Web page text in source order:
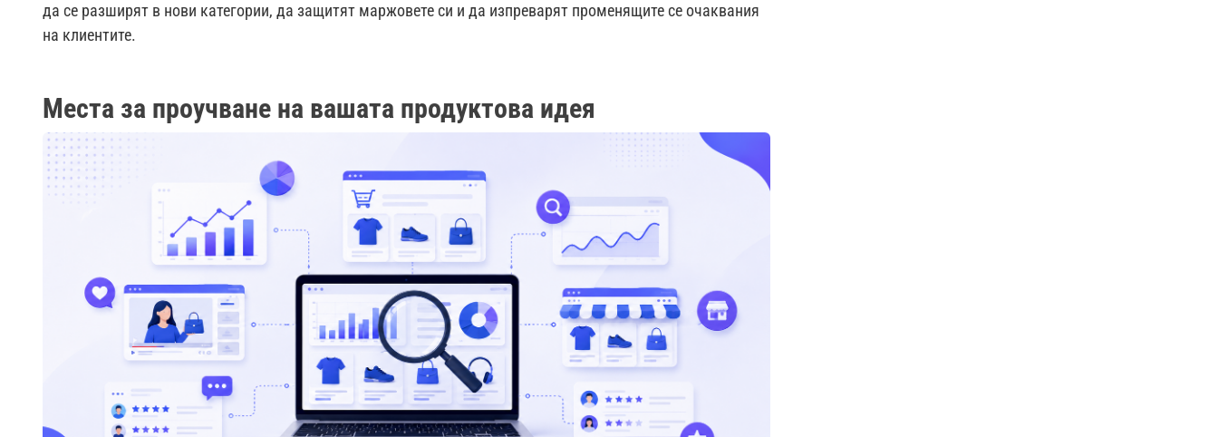
да се разширят в нови категории, да защитят маржовете си и да изпреварят променящите се очаквания
на клиентите.
Места за проучване на вашата продуктова идея